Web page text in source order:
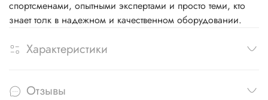
спортсменами, опытными экспертами и просто теми, кто
знает толк в надежном и качественном оборудовании.
Характеристики
Отзывы